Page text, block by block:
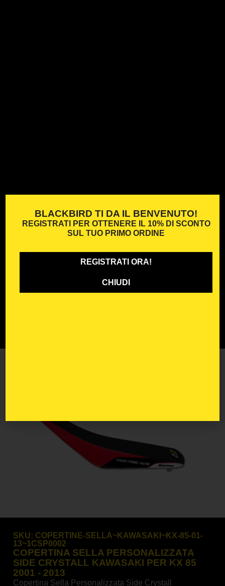
SKU: COPERTINE-SELLA~KAWASAKI~KX-85-01-
13~1CSP0002
COPERTINA SELLA PERSONALIZZATA
SIDE CRYSTALL KAWASAKI PER KX 85
2001 - 2013
Copertina Sella Personalizzata Side Crystall
BLACKBIRD TI DA IL BENVENUTO!
REGISTRATI PER OTTENERE IL 10% DI SCONTO
SUL TUO PRIMO ORDINE
REGISTRATI ORA!
CHIUDI